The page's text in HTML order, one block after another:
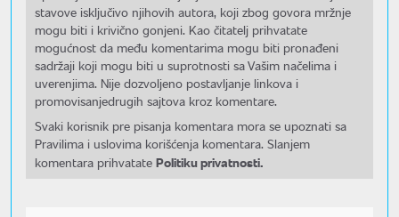
stavove isključivo njihovih autora, koji zbog govora mržnje
mogu biti i krivično gonjeni. Kao čitatelj prihvatate
mogućnost da među komentarima mogu biti pronađeni
sadržaji koji mogu biti u suprotnosti sa Vašim načelima i
uverenjima. Nije dozvoljeno postavljanje linkova i
promovisanjedrugih sajtova kroz komentare.
Svaki korisnik pre pisanja komentara mora se upoznati sa
Pravilima i uslovima korišćenja komentara. Slanjem
komentara prihvatate Politiku privatnosti.